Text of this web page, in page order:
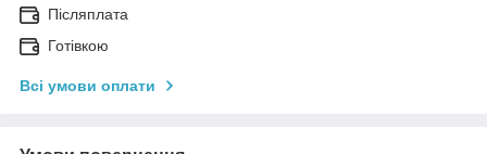
Післяплата
Готівкою
Всі умови оплати